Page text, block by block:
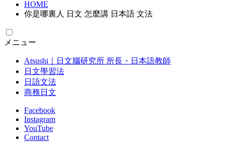
HOME
你是哪裏人 日文 怎麼講 日本語 文法
メニュー
Atsushi｜日文腦研究所 所長・日本語教師
日文學習法
日語文法
商務日文
Facebook
Instagram
YouTube
Contact